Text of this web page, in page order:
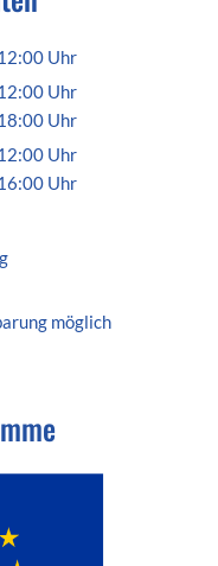
Uhr
Von 09:00 bis 12:00 Uhr
Uhr
Von 09:00 bis 12:00 Uhr
Uhr
Von 13:00 bis 18:00 Uhr
Uhr
Von 09:00 bis 12:00 Uhr
Uhr
möglich